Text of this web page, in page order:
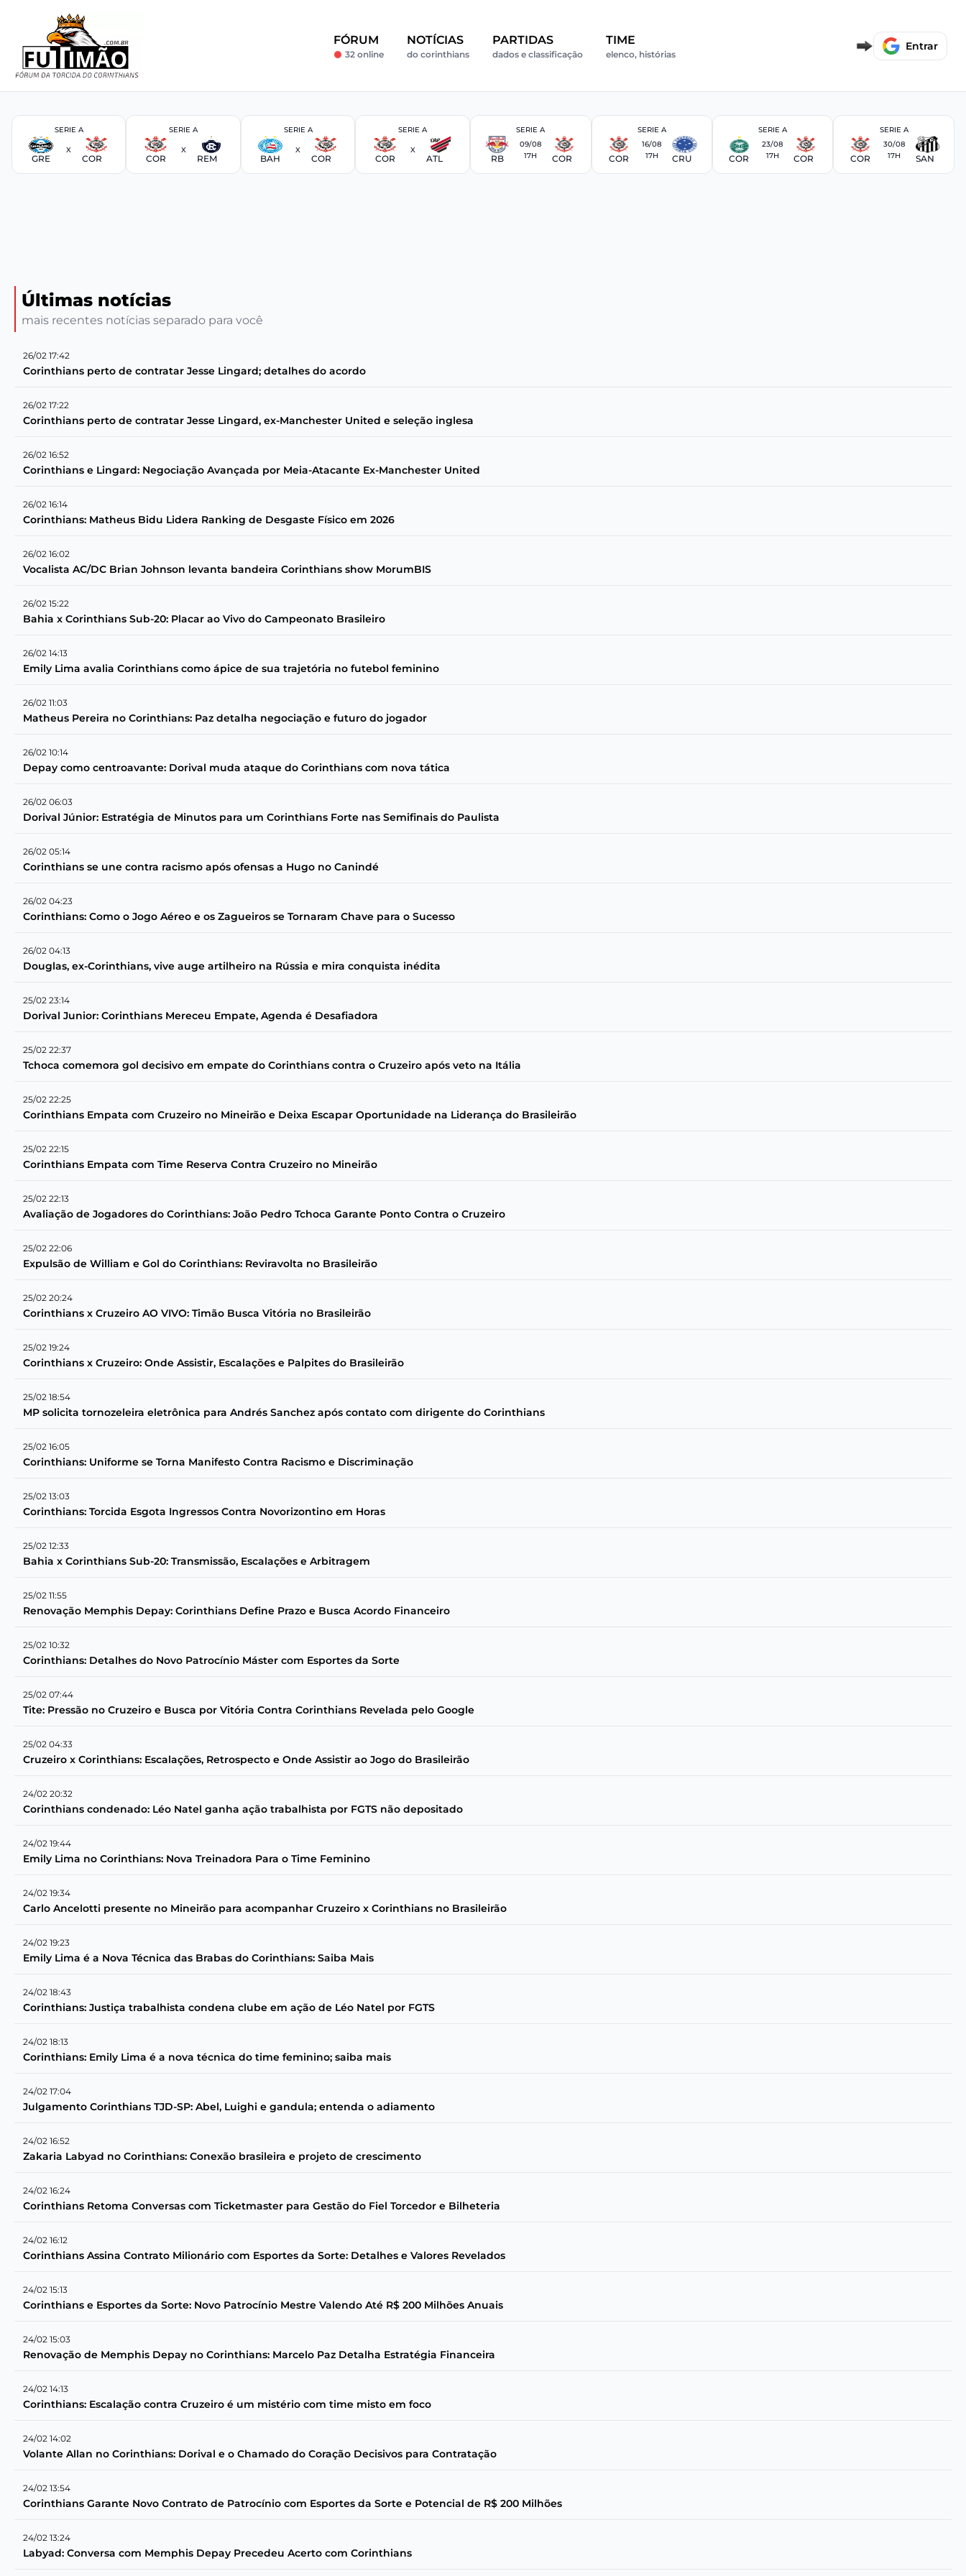
FÓRUM
32 online
NOTÍCIAS
do corinthians
PARTIDAS
dados e classificação
TIME
elenco, histórias
Entrar
SERIE A
GRE
X
COR
SERIE A
COR
X
REM
SERIE A
BAH
X
COR
SERIE A
COR
X
ATL
SERIE A
RB
09/08
17H
COR
SERIE A
COR
16/08
17H
CRU
SERIE A
COR
23/08
17H
COR
SERIE A
COR
30/08
17H
SAN
Últimas notícias
mais recentes notícias separado para você
26/02 17:42
Corinthians perto de contratar Jesse Lingard; detalhes do acordo
26/02 17:22
Corinthians perto de contratar Jesse Lingard, ex-Manchester United e seleção inglesa
26/02 16:52
Corinthians e Lingard: Negociação Avançada por Meia-Atacante Ex-Manchester United
26/02 16:14
Corinthians: Matheus Bidu Lidera Ranking de Desgaste Físico em 2026
26/02 16:02
Vocalista AC/DC Brian Johnson levanta bandeira Corinthians show MorumBIS
26/02 15:22
Bahia x Corinthians Sub-20: Placar ao Vivo do Campeonato Brasileiro
26/02 14:13
Emily Lima avalia Corinthians como ápice de sua trajetória no futebol feminino
26/02 11:03
Matheus Pereira no Corinthians: Paz detalha negociação e futuro do jogador
26/02 10:14
Depay como centroavante: Dorival muda ataque do Corinthians com nova tática
26/02 06:03
Dorival Júnior: Estratégia de Minutos para um Corinthians Forte nas Semifinais do Paulista
26/02 05:14
Corinthians se une contra racismo após ofensas a Hugo no Canindé
26/02 04:23
Corinthians: Como o Jogo Aéreo e os Zagueiros se Tornaram Chave para o Sucesso
26/02 04:13
Douglas, ex-Corinthians, vive auge artilheiro na Rússia e mira conquista inédita
25/02 23:14
Dorival Junior: Corinthians Mereceu Empate, Agenda é Desafiadora
25/02 22:37
Tchoca comemora gol decisivo em empate do Corinthians contra o Cruzeiro após veto na Itália
25/02 22:25
Corinthians Empata com Cruzeiro no Mineirão e Deixa Escapar Oportunidade na Liderança do Brasileirão
25/02 22:15
Corinthians Empata com Time Reserva Contra Cruzeiro no Mineirão
25/02 22:13
Avaliação de Jogadores do Corinthians: João Pedro Tchoca Garante Ponto Contra o Cruzeiro
25/02 22:06
Expulsão de William e Gol do Corinthians: Reviravolta no Brasileirão
25/02 20:24
Corinthians x Cruzeiro AO VIVO: Timão Busca Vitória no Brasileirão
25/02 19:24
Corinthians x Cruzeiro: Onde Assistir, Escalações e Palpites do Brasileirão
25/02 18:54
MP solicita tornozeleira eletrônica para Andrés Sanchez após contato com dirigente do Corinthians
25/02 16:05
Corinthians: Uniforme se Torna Manifesto Contra Racismo e Discriminação
25/02 13:03
Corinthians: Torcida Esgota Ingressos Contra Novorizontino em Horas
25/02 12:33
Bahia x Corinthians Sub-20: Transmissão, Escalações e Arbitragem
25/02 11:55
Renovação Memphis Depay: Corinthians Define Prazo e Busca Acordo Financeiro
25/02 10:32
Corinthians: Detalhes do Novo Patrocínio Máster com Esportes da Sorte
25/02 07:44
Tite: Pressão no Cruzeiro e Busca por Vitória Contra Corinthians Revelada pelo Google
25/02 04:33
Cruzeiro x Corinthians: Escalações, Retrospecto e Onde Assistir ao Jogo do Brasileirão
24/02 20:32
Corinthians condenado: Léo Natel ganha ação trabalhista por FGTS não depositado
24/02 19:44
Emily Lima no Corinthians: Nova Treinadora Para o Time Feminino
24/02 19:34
Carlo Ancelotti presente no Mineirão para acompanhar Cruzeiro x Corinthians no Brasileirão
24/02 19:23
Emily Lima é a Nova Técnica das Brabas do Corinthians: Saiba Mais
24/02 18:43
Corinthians: Justiça trabalhista condena clube em ação de Léo Natel por FGTS
24/02 18:13
Corinthians: Emily Lima é a nova técnica do time feminino; saiba mais
24/02 17:04
Julgamento Corinthians TJD-SP: Abel, Luighi e gandula; entenda o adiamento
24/02 16:52
Zakaria Labyad no Corinthians: Conexão brasileira e projeto de crescimento
24/02 16:24
Corinthians Retoma Conversas com Ticketmaster para Gestão do Fiel Torcedor e Bilheteria
24/02 16:12
Corinthians Assina Contrato Milionário com Esportes da Sorte: Detalhes e Valores Revelados
24/02 15:13
Corinthians e Esportes da Sorte: Novo Patrocínio Mestre Valendo Até R$ 200 Milhões Anuais
24/02 15:03
Renovação de Memphis Depay no Corinthians: Marcelo Paz Detalha Estratégia Financeira
24/02 14:13
Corinthians: Escalação contra Cruzeiro é um mistério com time misto em foco
24/02 14:02
Volante Allan no Corinthians: Dorival e o Chamado do Coração Decisivos para Contratação
24/02 13:54
Corinthians Garante Novo Contrato de Patrocínio com Esportes da Sorte e Potencial de R$ 200 Milhões
24/02 13:24
Labyad: Conversa com Memphis Depay Precedeu Acerto com Corinthians